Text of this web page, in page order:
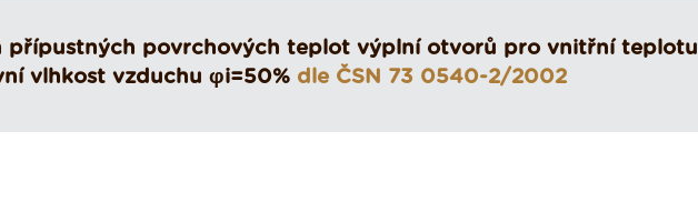
přípustných povrchových teplot výplní otvorů pro vnitřní teplotu
vlhkost vzduchu φi=50% dle ČSN 73 0540-2/2002